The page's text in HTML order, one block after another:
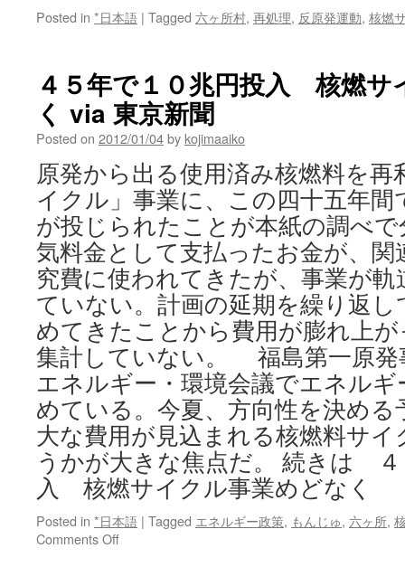
Posted in *日本語 | Tagged 六ヶ所村, 再処理, 反原発運動, 核燃
４５年で１０兆円投入 核燃サ
く via 東京新聞
Posted on 2012/01/04by kojimaaiko
原発から出る使用済み核燃料を再
イクル」事業に、この四十五年
が投じられたことが本紙の調べ
気料金として支払ったお金が、関
究費に使われてきたが、事業が
ていない。計画の延期を繰り返
めてきたことから費用が膨れ上
集計していない。 福島第一原発
エネルギー・環境会議でエネル
めている。今夏、方向性を決め
大な費用が見込まれる核燃料サ
うかが大きな焦点だ。 続きは
入 核燃サイクル事業めどなく
Posted in *日本語 | Tagged エネルギー政策, もんじゅ, 六ヶ所,
Comments Offon